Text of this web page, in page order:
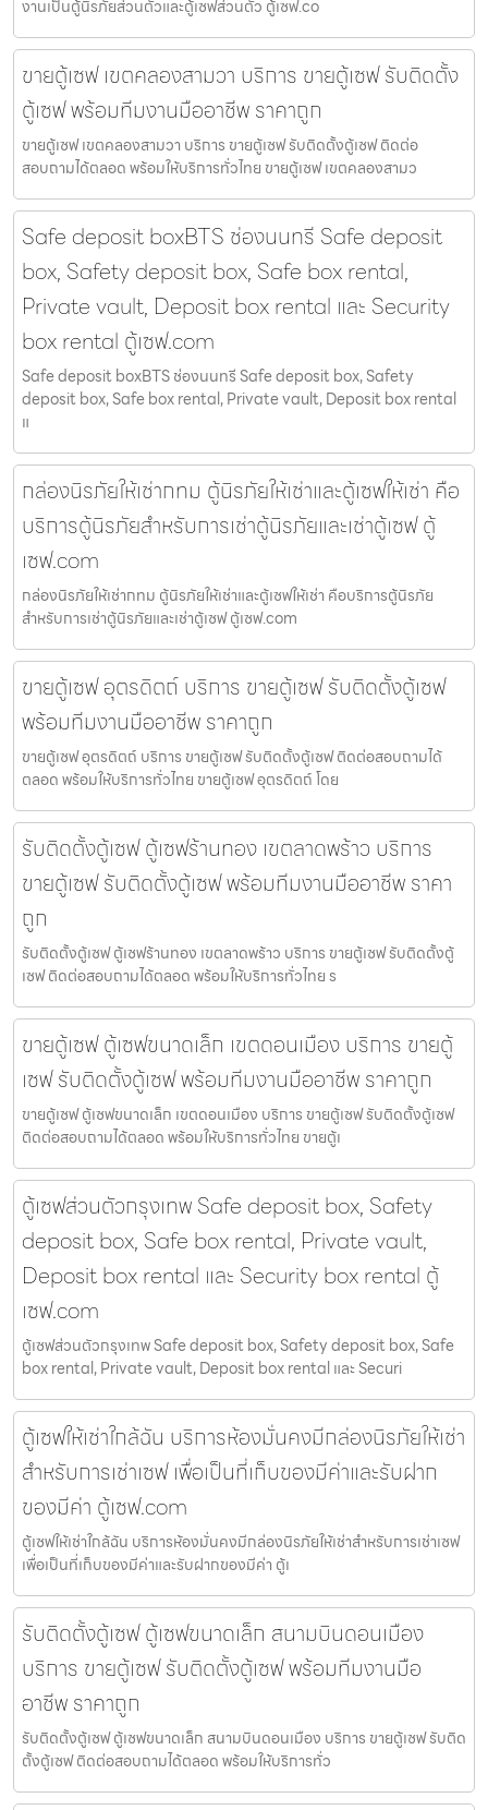
งานเป็นตู้นิรภัยส่วนตัวและตู้เซฟส่วนตัว ตู้เซฟ.co
ขายตู้เซฟ เขตคลองสามวา บริการ ขายตู้เซฟ รับติดตั้ง
ตู้เซฟ พร้อมทีมงานมืออาชีพ ราคาถูก
ขายตู้เซฟ เขตคลองสามวา บริการ ขายตู้เซฟ รับติดตั้งตู้เซฟ ติดต่อ
สอบถามได้ตลอด พร้อมให้บริการทั่วไทย ขายตู้เซฟ เขตคลองสามว
Safe deposit boxBTS ช่องนนทรี Safe deposit
box, Safety deposit box, Safe box rental,
Private vault, Deposit box rental และ Security
box rental ตู้เซฟ.com
Safe deposit boxBTS ช่องนนทรี Safe deposit box, Safety
deposit box, Safe box rental, Private vault, Deposit box rental
แ
กล่องนิรภัยให้เช่ากทม ตู้นิรภัยให้เช่าและตู้เซฟให้เช่า คือ
บริการตู้นิรภัยสำหรับการเช่าตู้นิรภัยและเช่าตู้เซฟ ตู้
เซฟ.com
กล่องนิรภัยให้เช่ากทม ตู้นิรภัยให้เช่าและตู้เซฟให้เช่า คือบริการตู้นิรภัย
สำหรับการเช่าตู้นิรภัยและเช่าตู้เซฟ ตู้เซฟ.com
ขายตู้เซฟ อุตรดิตถ์ บริการ ขายตู้เซฟ รับติดตั้งตู้เซฟ
พร้อมทีมงานมืออาชีพ ราคาถูก
ขายตู้เซฟ อุตรดิตถ์ บริการ ขายตู้เซฟ รับติดตั้งตู้เซฟ ติดต่อสอบถามได้
ตลอด พร้อมให้บริการทั่วไทย ขายตู้เซฟ อุตรดิตถ์ โดย
รับติดตั้งตู้เซฟ ตู้เซฟร้านทอง เขตลาดพร้าว บริการ
ขายตู้เซฟ รับติดตั้งตู้เซฟ พร้อมทีมงานมืออาชีพ ราคา
ถูก
รับติดตั้งตู้เซฟ ตู้เซฟร้านทอง เขตลาดพร้าว บริการ ขายตู้เซฟ รับติดตั้งตู้
เซฟ ติดต่อสอบถามได้ตลอด พร้อมให้บริการทั่วไทย ร
ขายตู้เซฟ ตู้เซฟขนาดเล็ก เขตดอนเมือง บริการ ขายตู้
เซฟ รับติดตั้งตู้เซฟ พร้อมทีมงานมืออาชีพ ราคาถูก
ขายตู้เซฟ ตู้เซฟขนาดเล็ก เขตดอนเมือง บริการ ขายตู้เซฟ รับติดตั้งตู้เซฟ
ติดต่อสอบถามได้ตลอด พร้อมให้บริการทั่วไทย ขายตู้เ
ตู้เซฟส่วนตัวกรุงเทพ Safe deposit box, Safety
deposit box, Safe box rental, Private vault,
Deposit box rental และ Security box rental ตู้
เซฟ.com
ตู้เซฟส่วนตัวกรุงเทพ Safe deposit box, Safety deposit box, Safe
box rental, Private vault, Deposit box rental และ Securi
ตู้เซฟให้เช่าใกล้ฉัน บริการห้องมั่นคงมีกล่องนิรภัยให้เช่า
สำหรับการเช่าเซฟ เพื่อเป็นที่เก็บของมีค่าและรับฝาก
ของมีค่า ตู้เซฟ.com
ตู้เซฟให้เช่าใกล้ฉัน บริการห้องมั่นคงมีกล่องนิรภัยให้เช่าสำหรับการเช่าเซฟ
เพื่อเป็นที่เก็บของมีค่าและรับฝากของมีค่า ตู้เ
รับติดตั้งตู้เซฟ ตู้เซฟขนาดเล็ก สนามบินดอนเมือง
บริการ ขายตู้เซฟ รับติดตั้งตู้เซฟ พร้อมทีมงานมือ
อาชีพ ราคาถูก
รับติดตั้งตู้เซฟ ตู้เซฟขนาดเล็ก สนามบินดอนเมือง บริการ ขายตู้เซฟ รับติด
ตั้งตู้เซฟ ติดต่อสอบถามได้ตลอด พร้อมให้บริการทั่ว